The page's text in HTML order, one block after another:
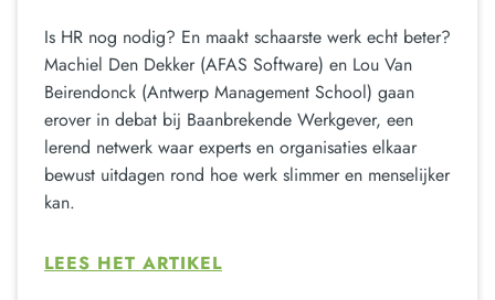
Is HR nog nodig? En maakt schaarste werk echt beter?
Machiel Den Dekker (AFAS Software) en Lou Van
Beirendonck (Antwerp Management School) gaan
erover in debat bij Baanbrekende Werkgever, een
lerend netwerk waar experts en organisaties elkaar
bewust uitdagen rond hoe werk slimmer en menselijker
kan.
LEES HET ARTIKEL